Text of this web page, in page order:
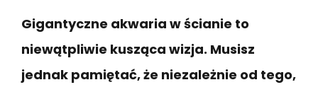
Gigantyczne akwaria w ścianie to
niewątpliwie kusząca wizja. Musisz
jednak pamiętać, że niezależnie od tego,